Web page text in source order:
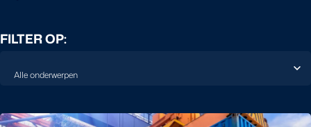
FILTER OP: